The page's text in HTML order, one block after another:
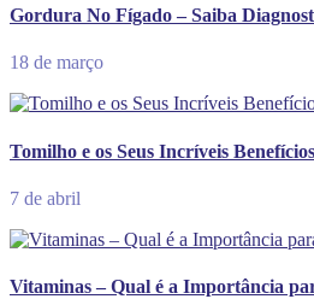
Gordura No Fígado – Saiba
18 de março
Tomilho e os Seus Incríveis
7 de abril
Vitaminas – Qual é a Importância